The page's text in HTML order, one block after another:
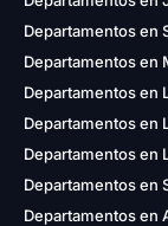
Departamentos en
Departamentos en
Departamentos en
Departamentos en
Departamentos en
Departamentos en
Departamentos en